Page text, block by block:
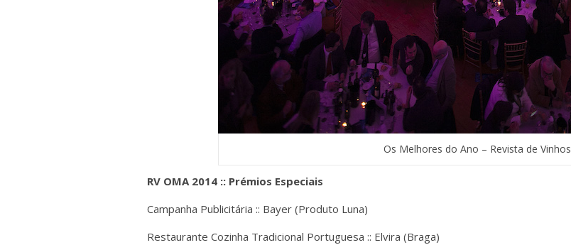
Os Melhores do Ano – Revista de Vinhos
RV OMA 2014 :: Prémios Especiais
Campanha Publicitária :: Bayer (Produto Luna)
Restaurante Cozinha Tradicional Portuguesa :: Elvira (Braga)